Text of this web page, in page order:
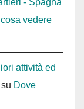
- Spagna
vedere
attività ed
su Dove